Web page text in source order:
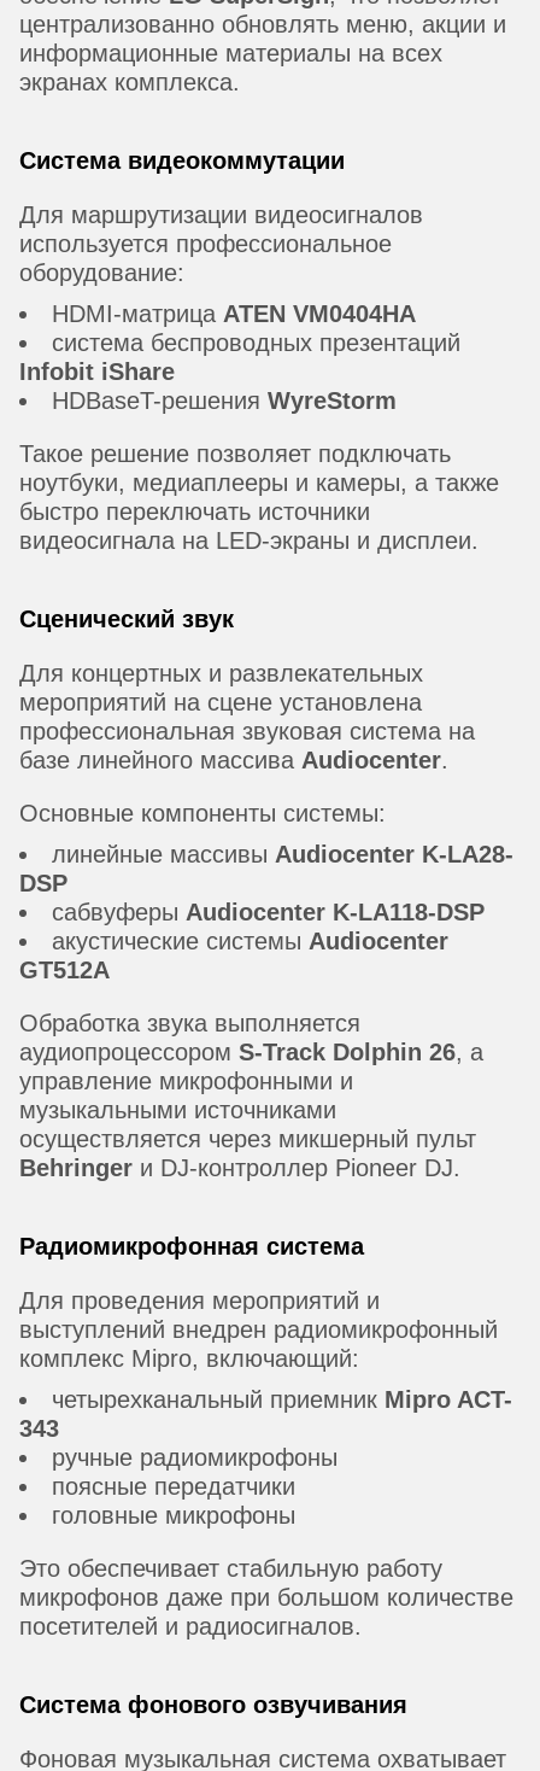
централизованно обновлять меню, акции и
информационные материалы на всех
экранах комплекса.
Система видеокоммутации
Для маршрутизации видеосигналов
используется профессиональное
оборудование:
HDMI-матрица ATEN VM0404HA
система беспроводных презентаций
Infobit iShare
HDBaseT-решения WyreStorm
Такое решение позволяет подключать
ноутбуки, медиаплееры и камеры, а также
быстро переключать источники
видеосигнала на LED-экраны и дисплеи.
Сценический звук
Для концертных и развлекательных
мероприятий на сцене установлена
профессиональная звуковая система на
базе линейного массива Audiocenter.
Основные компоненты системы:
линейные массивы Audiocenter K-LA28-
DSP
сабвуферы Audiocenter K-LA118-DSP
акустические системы Audiocenter
GT512A
Обработка звука выполняется
аудиопроцессором S-Track Dolphin 26, а
управление микрофонными и
музыкальными источниками
осуществляется через микшерный пульт
Behringer и DJ-контроллер Pioneer DJ.
Радиомикрофонная система
Для проведения мероприятий и
выступлений внедрен радиомикрофонный
комплекс Mipro, включающий:
четырехканальный приемник Mipro ACT-
343
ручные радиомикрофоны
поясные передатчики
головные микрофоны
Это обеспечивает стабильную работу
микрофонов даже при большом количестве
посетителей и радиосигналов.
Система фонового озвучивания
Фоновая музыкальная система охватывает